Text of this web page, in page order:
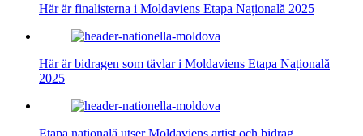
Här är finalisterna i Moldaviens Etapa Națională 2025
Här är bidragen som tävlar i Moldaviens Etapa Națională
2025
Etapa națională utser Moldaviens artist och bidrag…